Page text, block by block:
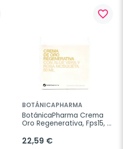
favorite_border
BOTÁNICAPHARMA
BotánicaPharma Crema
Oro Regenerativa, Fps15,
22,59 €